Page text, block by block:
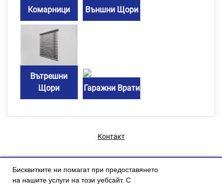
Бисквитките ни помагат при предоставянето
на нашите услуги на този уебсайт. С
Комарници Външни Щори
Вътрешни
Щори
Гаражни Врати
Контакт